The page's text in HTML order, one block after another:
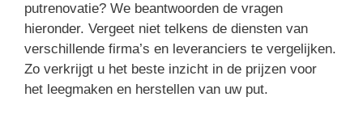
putrenovatie? We beantwoorden de vragen
hieronder. Vergeet niet telkens de diensten van
verschillende firma’s en leveranciers te vergelijken.
Zo verkrijgt u het beste inzicht in de prijzen voor
het leegmaken en herstellen van uw put.